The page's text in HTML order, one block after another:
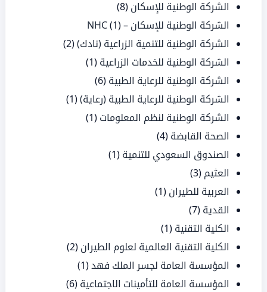
الشركة الوطنية للإسكان (8)
الشركة الوطنية للإسكان – NHC(1)
الشركة الوطنية للتنمية الزراعية (نادك)(2)
الشركة الوطنية للخدمات الزراعية (1)
الشركة الوطنية للرعاية الطبية (6)
الشركة الوطنية للرعاية الطبية (رعاية)(1)
الشركة الوطنية لنظم المعلومات (1)
الصحة القابضة (4)
الصندوق السعودي للتنمية (1)
العثيم (3)
العربية للطيران (1)
القدية (7)
الكلية التقنية (1)
الكلية التقنية العالمية لعلوم الطيران (2)
المؤسسة العامة لجسر الملك فهد(1)
المؤسسة العامة للتأمينات الاجتماعية (6)